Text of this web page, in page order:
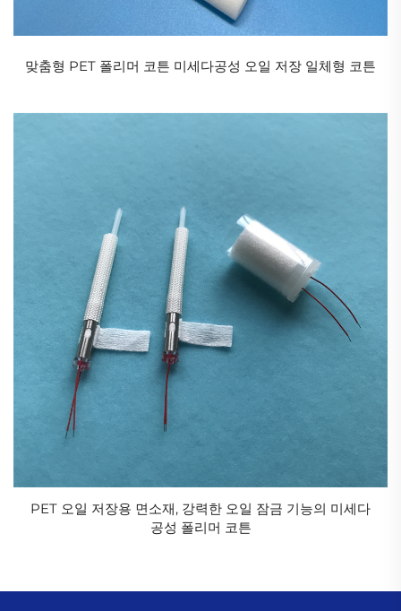
맞춤형 PET 폴리머 코튼 미세다공성 오일 저장 일체형 코튼
PET 오일 저장용 면소재, 강력한 오일 잠금 기능의 미세다
공성 폴리머 코튼